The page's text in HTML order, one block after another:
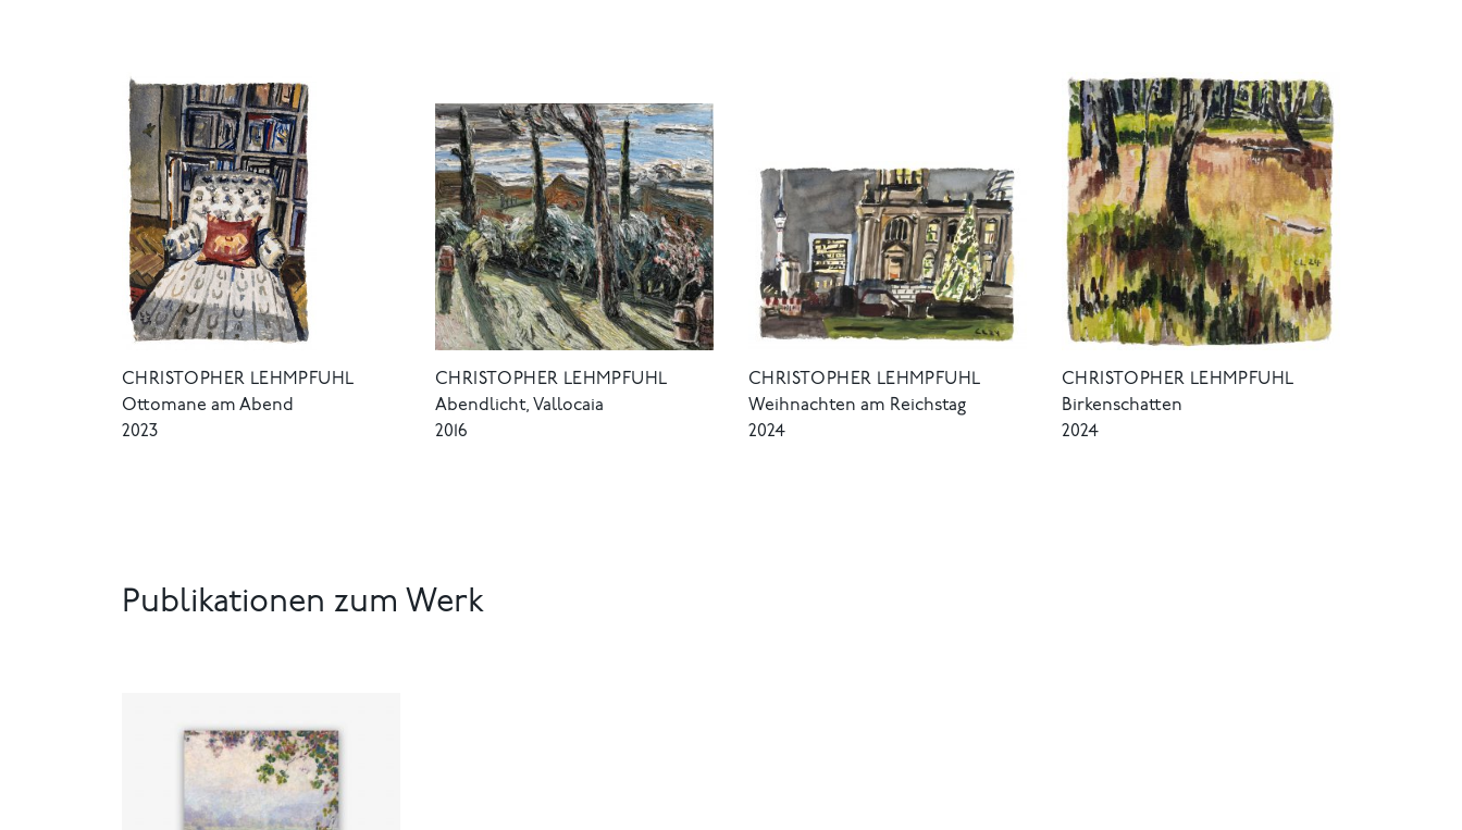
CHRISTOPHER LEHMPFUHL
Ottomane am Abend
2023
CHRISTOPHER LEHMPFUHL
Abendlicht, Vallocaia
2016
CHRISTOPHER LEHMPFUHL
Weihnachten am Reichstag
2024
CHRISTOPHER LEHMPFUHL
Birkenschatten
2024
Publikationen zum Werk